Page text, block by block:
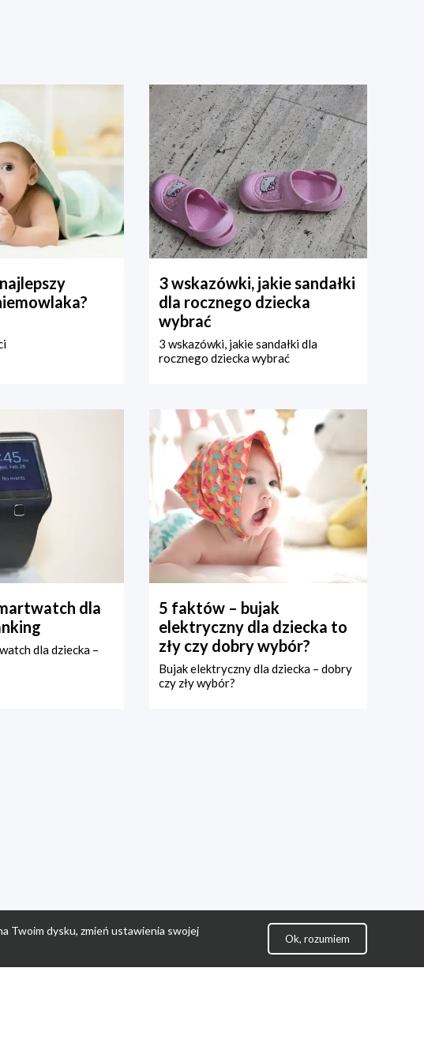
3 wskazówki, jakie sandałki
dla rocznego dziecka
wybrać
3 wskazówki, jakie sandałki dla
rocznego dziecka wybrać
dla
dla dziecka –
5 faktów – bujak
elektryczny dla dziecka to
zły czy dobry wybór?
Bujak elektryczny dla dziecka – dobry
czy zły wybór?
Twoim dysku, zmień ustawienia swojej
Ok, rozumiem